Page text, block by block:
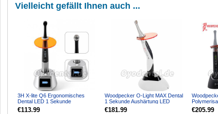
Vielleicht gefällt Ihnen auch ...
3H X-lite Q6 Ergonomisches
Dental LED 1 Sekunde
Polymerisationsgerät Kabellos mi...
€113.99
Woodpecker O-Light MAX Dental
1 Sekunde Aushärtung LED
Polymerisationslampe Meta...
€181.99
Sek.
€205.99